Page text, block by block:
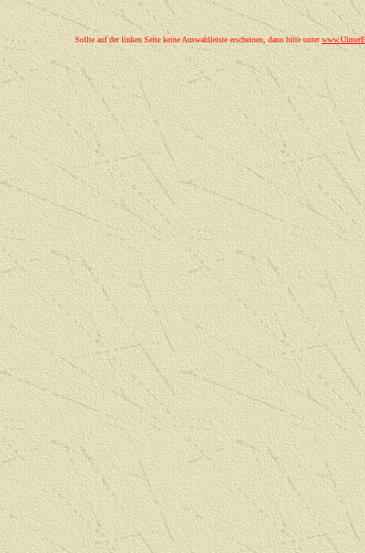
Sollte auf der linken Seite keine Auswahlleiste erscheinen, dann bitte unter